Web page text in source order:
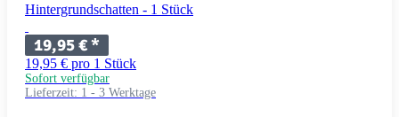
Hintergrundschatten - 1 Stück
19,95 €*
19,95 € pro 1 Stück
Sofort verfügbar
Lieferzeit: 1 - 3 Werktage